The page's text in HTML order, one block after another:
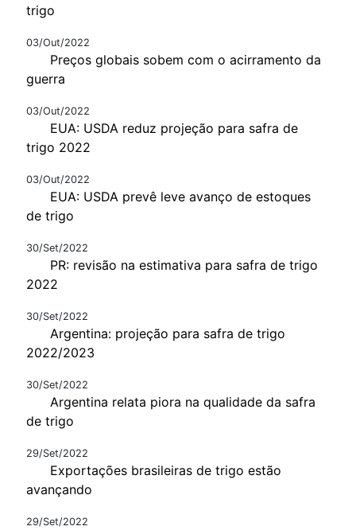
trigo
03/Out/2022
Preços globais sobem com o acirramento da
guerra
03/Out/2022
EUA: USDA reduz projeção para safra de
trigo 2022
03/Out/2022
EUA: USDA prevê leve avanço de estoques
de trigo
30/Set/2022
PR: revisão na estimativa para safra de trigo
2022
30/Set/2022
Argentina: projeção para safra de trigo
2022/2023
30/Set/2022
Argentina relata piora na qualidade da safra
de trigo
29/Set/2022
Exportações brasileiras de trigo estão
avançando
29/Set/2022